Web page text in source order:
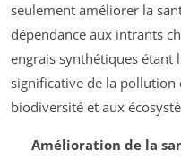
seulement améliorer la
dépendance aux intrants
engrais synthétiques étant
significative de la pollution
biodiversité et aux
Amélioration de la